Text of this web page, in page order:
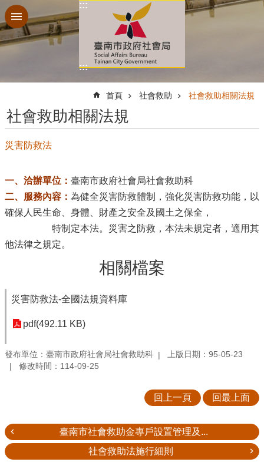
跳到主要內容區塊
:::
:::
首頁 社會救助 社會救助相關法規
社會救助相關法規
災害防救法
一、洽辦單位： 臺南市政府社會局社會救助科
二、服務內容： 為健全災害防救體制，強化災害防救功能，以
確保人民生命、身體、財產之安全及國土之保全，
特制定本法。災害之防救，本法未規定者，適用其
他法律之規定。
相關檔案
災害防救法-全國法規資料庫
pdf(492.11 KB)
發布單位：臺南市政府社會局社會救助科
上版日期：95-05-23
修改時間：114-09-25
回上一頁 回最上面
臺南市社會救助金專戶設置管理及...
社會救助法施行細則